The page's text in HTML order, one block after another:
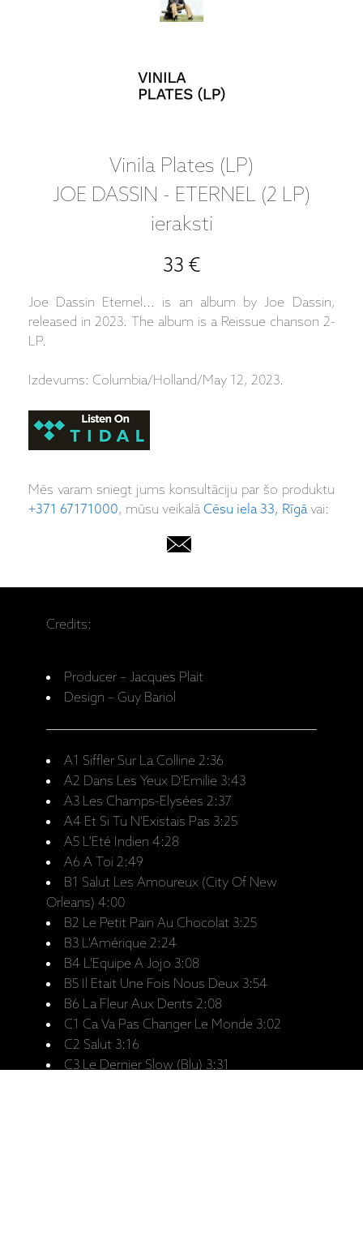
Vinila Plates (LP)
JOE DASSIN - ETERNEL (2 LP)
ieraksti
33 €
Joe Dassin Eternel... is an album by Joe Dassin,
released in 2023. The album is a Reissue chanson 2-
LP.
Izdevums: Columbia/Holland/May 12, 2023.
Mēs varam sniegt jums konsultāciju par šo produktu
+371 67171000, mūsu veikalāCēsu iela 33, Rīgāvai:
Credits:
Producer – Jacques Plait
Design – Guy Bariol
A1 Siffler Sur La Colline 2:36
A2 Dans Les Yeux D'Emilie 3:43
A3 Les Champs-Elysées 2:37
A4 Et Si Tu N'Existais Pas 3:25
A5 L'Eté Indien 4:28
A6 A Toi 2:49
B1 Salut Les Amoureux (City Of New
Orleans) 4:00
B2 Le Petit Pain Au Chocolat 3:25
B3 L'Amérique 2:24
B4 L'Equipe A Jojo 3:08
B5 Il Etait Une Fois Nous Deux 3:54
B6 La Fleur Aux Dents 2:08
C1 Ca Va Pas Changer Le Monde 3:02
C2 Salut 3:16
C3 Le Dernier Slow (Blu) 3:31